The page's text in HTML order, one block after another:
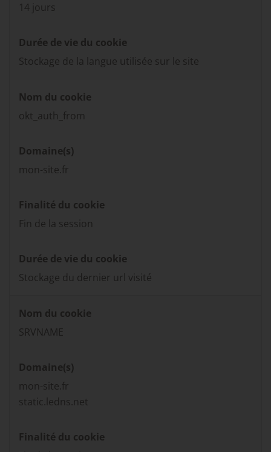
14 jours
Durée de vie du cookie
Stockage de la langue utilisée sur le site
Nom du cookie
okt_auth_from
Domaine(s)
mon-site.fr
Finalité du cookie
Fin de la session
Durée de vie du cookie
Stockage du dernier url visité
Nom du cookie
SRVNAME
Domaine(s)
mon-site.fr
static.ledns.net
Finalité du cookie